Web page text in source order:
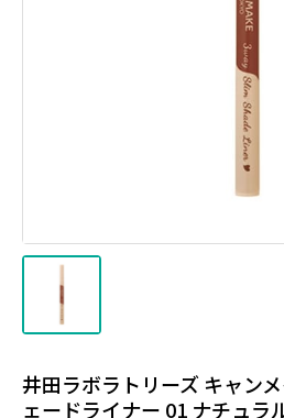
井田ラボラトリーズ キャン
ェードライナー 01 ナチュラ